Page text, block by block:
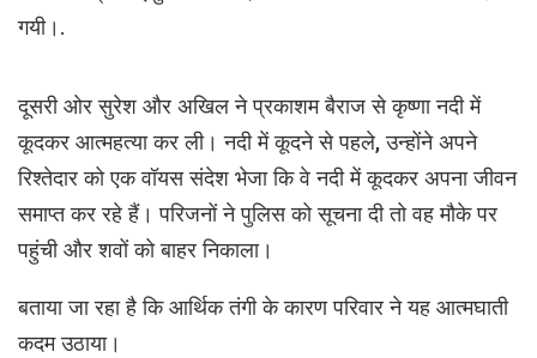
गयी।.
दूसरी ओर सुरेश और अखिल ने प्रकाशम बैराज से कृष्णा नदी में
कूदकर आत्महत्या कर ली। नदी में कूदने से पहले, उन्होंने अपने
रिश्तेदार को एक वॉयस संदेश भेजा कि वे नदी में कूदकर अपना जीवन
समाप्त कर रहे हैं। परिजनों ने पुलिस को सूचना दी तो वह मौके पर
पहुंची और शवों को बाहर निकाला।
बताया जा रहा है कि आर्थिक तंगी के कारण परिवार ने यह आत्मघाती
कदम उठाया।